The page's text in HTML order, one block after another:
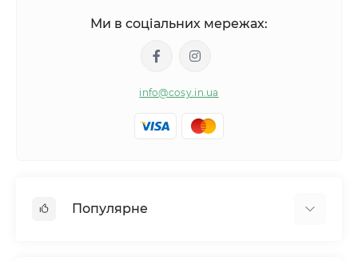
Ми в соціальних мережах:
info@cosy.in.ua
Популярне